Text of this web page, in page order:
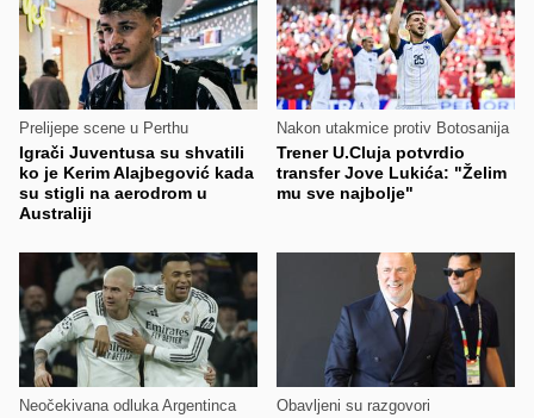
Prelijepe scene u Perthu
Igrači Juventusa su shvatili
ko je Kerim Alajbegović kada
su stigli na aerodrom u
Australiji
Nakon utakmice protiv Botosanija
Trener U.Cluja potvrdio
transfer Jove Lukića: "Želim
mu sve najbolje"
Neočekivana odluka Argentinca Obavljeni su razgovori